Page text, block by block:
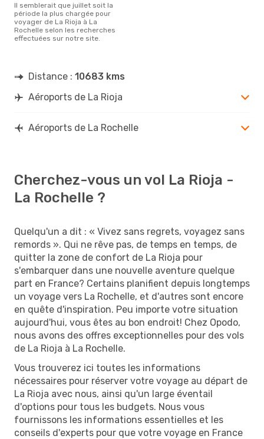
Il semblerait que juillet soit la
période la plus chargée pour
voyager de La Rioja à La
Rochelle selon les recherches
effectuées sur notre site.
Distance : 10683 kms
Aéroports de La Rioja
Aéroports de La Rochelle
Cherchez-vous un vol La Rioja -
La Rochelle ?
Quelqu'un a dit : « Vivez sans regrets, voyagez sans
remords ». Qui ne rêve pas, de temps en temps, de
quitter la zone de confort de La Rioja pour
s'embarquer dans une nouvelle aventure quelque
part en France? Certains planifient depuis longtemps
un voyage vers La Rochelle, et d'autres sont encore
en quête d'inspiration. Peu importe votre situation
aujourd'hui, vous êtes au bon endroit! Chez Opodo,
nous avons des offres exceptionnelles pour des vols
de La Rioja à La Rochelle.
Vous trouverez ici toutes les informations
nécessaires pour réserver votre voyage au départ de
La Rioja avec nous, ainsi qu'un large éventail
d'options pour tous les budgets. Nous vous
fournissons les informations essentielles et les
conseils d'experts pour que votre voyage en France